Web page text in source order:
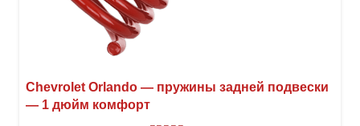
Chevrolet Orlando — пружины задней подвески
— 1 дюйм комфорт